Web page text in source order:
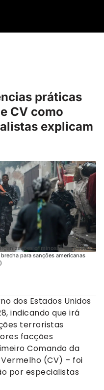
práticas
CV como
explicam
criminosas em postos
para sanções americanas
dos Estados Unidos
indicando que irá
terroristas
facções
Comando da
(CV) – foi
por especialistas